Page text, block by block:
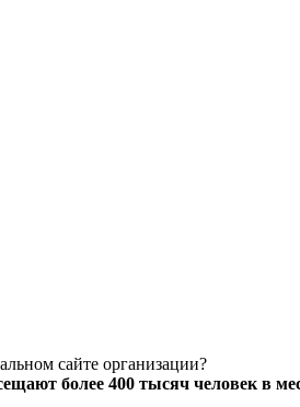
сайте организации?
более 400 тысяч человек в